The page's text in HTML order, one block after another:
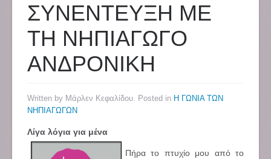
ΣΥΝΕΝΤΕΥΞΗ ΜΕ
ΤΗ ΝΗΠΙΑΓΩΓΟ
ΑΝΔΡΟΝΙΚΗ
Written by Μάρλεν Κεφαλίδου. Posted in Η ΓΩΝΙΑ ΤΩΝ
ΝΗΠΙΑΓΩΓΩΝ
Λίγα λόγια για μένα
Πήρα το πτυχίο μου από το